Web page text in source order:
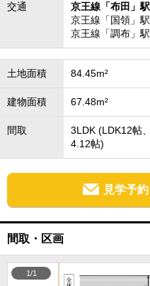
交通
京王線「布田」
京王線「国領」
京王線「調布」
土地面積 84.45m²
建物面積 67.48m²
間取
3LDK (LDK12帖
4.12帖)
見学予
間取・区画
1/1